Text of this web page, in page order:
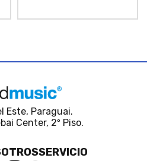
Este, Paraguai.
Center, 2º Piso.
SERVICIO